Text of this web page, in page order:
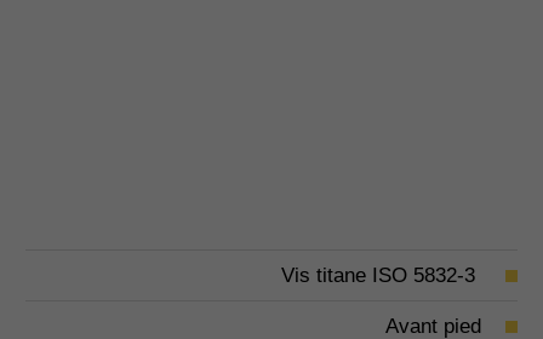
Vis titane ISO 5832-3
Avant pied